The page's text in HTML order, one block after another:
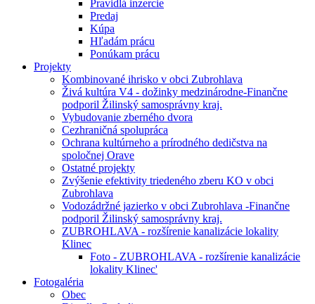
Pravidlá inzercie
Predaj
Kúpa
Hľadám prácu
Ponúkam prácu
Projekty
Kombinované ihrisko v obci Zubrohlava
Živá kultúra V4 - dožinky medzinárodne-Finančne
podporil Žilinský samosprávny kraj.
Vybudovanie zberného dvora
Cezhraničná spolupráca
Ochrana kultúrneho a prírodného dedičstva na
spoločnej Orave
Ostatné projekty
Zvýšenie efektivity triedeného zberu KO v obci
Zubrohlava
Vodozádržné jazierko v obci Zubrohlava -Finančne
podporil Žilinský samosprávny kraj.
ZUBROHLAVA - rozšírenie kanalizácie lokality
Klinec
Foto - ZUBROHLAVA - rozšírenie kanalizácie
lokality Klinec'
Fotogaléria
Obec